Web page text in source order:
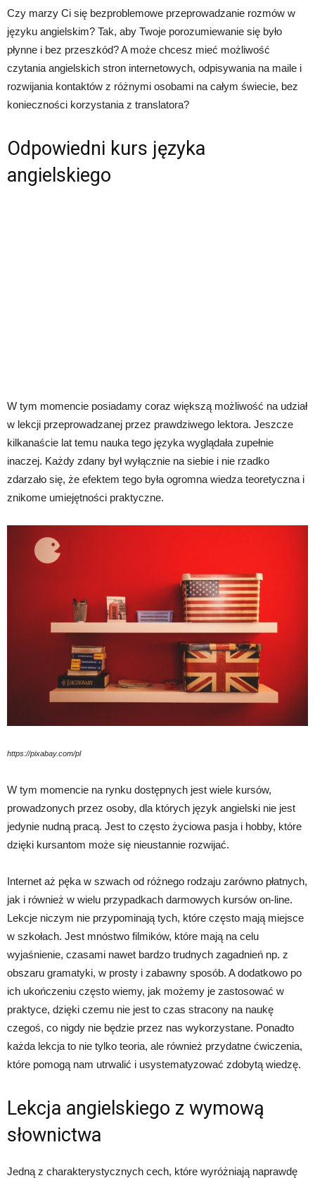
Czy marzy Ci się bezproblemowe przeprowadzanie rozmów w
języku angielskim? Tak, aby Twoje porozumiewanie się było
płynne i bez przeszkód? A może chcesz mieć możliwość
czytania angielskich stron internetowych, odpisywania na maile i
rozwijania kontaktów z różnymi osobami na całym świecie, bez
konieczności korzystania z translatora?
Odpowiedni kurs języka
angielskiego
W tym momencie posiadamy coraz większą możliwość na udział
w lekcji przeprowadzanej przez prawdziwego lektora. Jeszcze
kilkanaście lat temu nauka tego języka wyglądała zupełnie
inaczej. Każdy zdany był wyłącznie na siebie i nie rzadko
zdarzało się, że efektem tego była ogromna wiedza teoretyczna i
znikome umiejętności praktyczne.
https://pixabay.com/pl
W tym momencie na rynku dostępnych jest wiele kursów,
prowadzonych przez osoby, dla których język angielski nie jest
jedynie nudną pracą. Jest to często życiowa pasja i hobby, które
dzięki kursantom może się nieustannie rozwijać.
Internet aż pęka w szwach od różnego rodzaju zarówno płatnych,
jak i również w wielu przypadkach darmowych kursów on-line.
Lekcje niczym nie przypominają tych, które często mają miejsce
w szkołach. Jest mnóstwo filmików, które mają na celu
wyjaśnienie, czasami nawet bardzo trudnych zagadnień np. z
obszaru gramatyki, w prosty i zabawny sposób. A dodatkowo po
ich ukończeniu często wiemy, jak możemy je zastosować w
praktyce, dzięki czemu nie jest to czas stracony na naukę
czegoś, co nigdy nie będzie przez nas wykorzystane. Ponadto
każda lekcja to nie tylko teoria, ale również przydatne ćwiczenia,
które pomogą nam utrwalić i usystematyzować zdobytą wiedzę.
Lekcja angielskiego z wymową
słownictwa
Jedną z charakterystycznych cech, które wyróżniają naprawdę